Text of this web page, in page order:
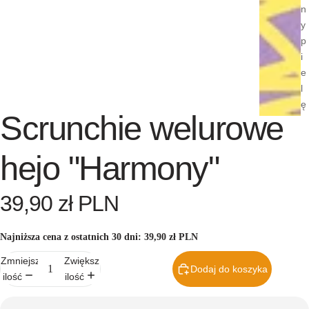
n
y
p
i
e
l
ę
Gotowe
plany
Scrunchie welurowe
hejo "Harmony"
39,90 zł PLN
Najniższa cena z ostatnich 30 dni: 39,90 zł PLN
Zmniejsz
ilość
Zwiększ
ilość
Dodaj do koszyka